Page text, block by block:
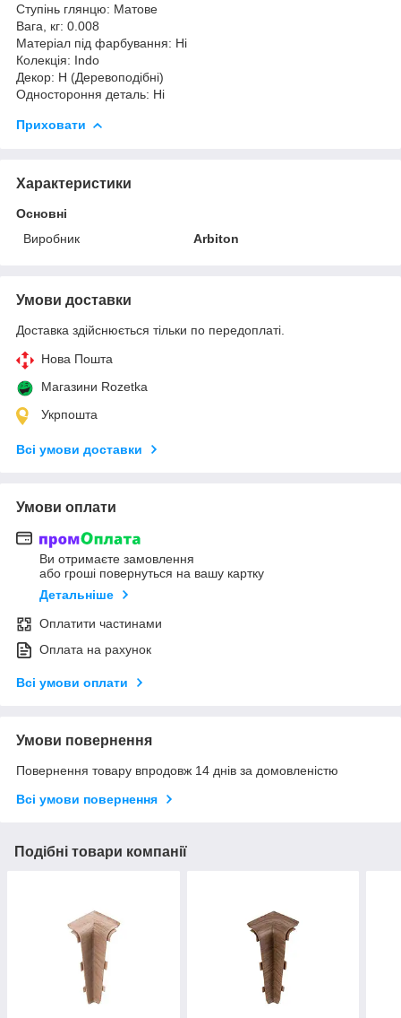
Ступінь глянцю: Матове
Вага, кг: 0.008
Матеріал під фарбування: Ні
Колекція: Indo
Декор: H (Деревоподібні)
Одностороння деталь: Ні
Приховати
Характеристики
Основні
Виробник
Arbiton
Умови доставки
Доставка здійснюється тільки по передоплаті.
Нова Пошта
Магазини Rozetka
Укрпошта
Всі умови доставки
Умови оплати
Ви отримаєте замовлення
або гроші повернуться на вашу картку
Детальніше
Оплатити частинами
Оплата на рахунок
Всі умови оплати
Умови повернення
Повернення товару впродовж 14 днів за домовленістю
Всі умови повернення
Подібні товари компанії